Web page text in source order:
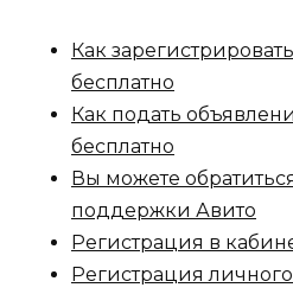
Как
бесплатно
Как подать
бесплатно
Вы можете
поддержки Авито
Регистрация в
Регистрация